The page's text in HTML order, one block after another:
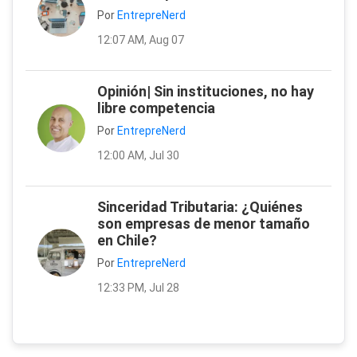
Por EntrepreNerd
12:07 AM, Aug 07
Opinión| Sin instituciones, no hay
libre competencia
Por EntrepreNerd
12:00 AM, Jul 30
Sinceridad Tributaria: ¿Quiénes
son empresas de menor tamaño
en Chile?
Por EntrepreNerd
12:33 PM, Jul 28